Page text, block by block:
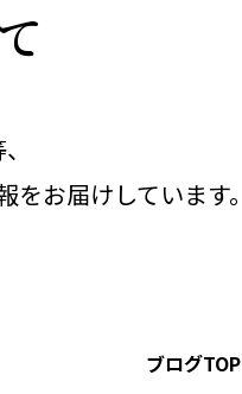
お届けしています。
ブログTOP